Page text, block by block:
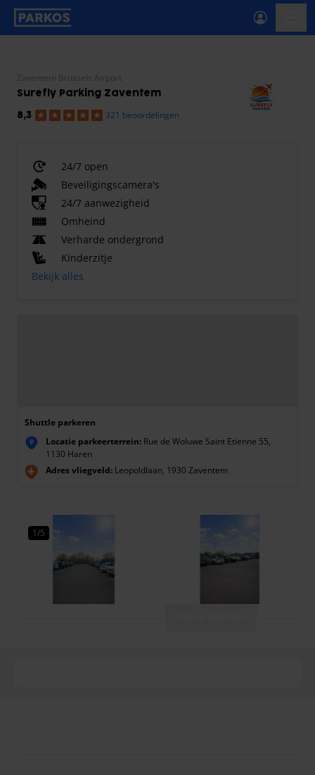
label-voor-primaire-navigatie
Zaventem Brussels Airport
Surefly Parking Zaventem
8,3 321 beoordelingen
24/7 open
Beveiligingscamera's
24/7 aanwezigheid
Omheind
Verharde ondergrond
Kinderzitje
Bekijk alles
Shuttle parkeren
P Locatie parkeerterrein: Rue de Woluwe Saint Etienne 55,
1130 Haren
Adres vliegveld: Leopoldlaan, 1930 Zaventem
1/5